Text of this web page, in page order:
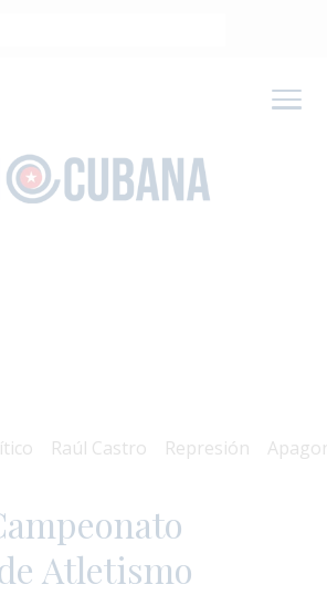
Raúl Castro Represión Apagones
Atletismo